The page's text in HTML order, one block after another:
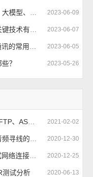
2023-06-09
800G切换时间点
2023-06-07
术有哪些
2023-06-05
用方法分享
2023-05-26
？
2021-02-02
是什么网线？
2020-12-30
别在哪儿？
2020-12-25
接稳定性？
2020-06-13
测试分析